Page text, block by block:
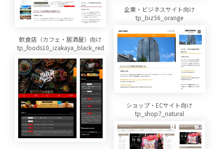
企業・ビジネスサイト向け
tp_biz56_orange
飲食店（カフェ・居酒屋）向け
tp_foods10_izakaya_black_red
ショップ・ECサイト向け
tp_shop7_natural